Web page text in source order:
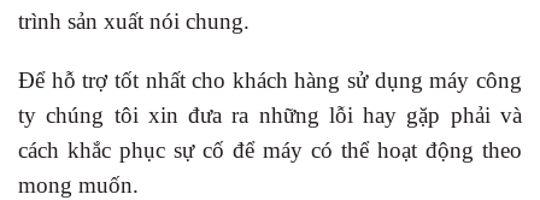
trình sản xuất nói chung.
Để hỗ trợ tốt nhất cho khách hàng sử dụng máy công
ty chúng tôi xin đưa ra những lỗi hay gặp phải và
cách khắc phục sự cố để máy có thể hoạt động theo
mong muốn.